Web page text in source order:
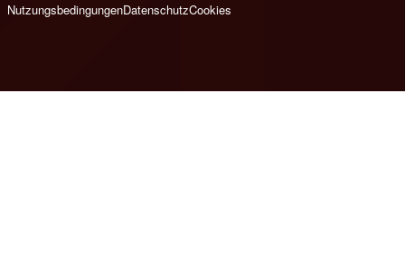
NutzungsbedingungenDatenschutzCookies